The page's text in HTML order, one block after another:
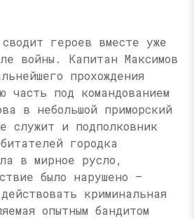
героев вместе уже
войны. Капитан Максимов
прохождения
часть под командованием
в небольшой приморский
служит и подполковник
городка
в мирное русло,
было нарушено —
криминальная
опытным бандитом